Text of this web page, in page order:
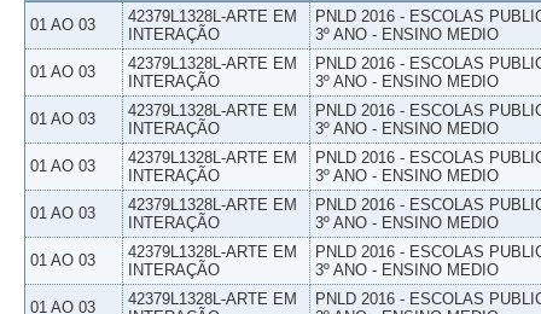
01 AO 03
42379L1328L-ARTE EM
INTERAÇÃO
PNLD 2016 - ESCOLAS
3º ANO - ENSINO MEDIO
01 AO 03
42379L1328L-ARTE EM
INTERAÇÃO
PNLD 2016 - ESCOLAS
3º ANO - ENSINO MEDIO
01 AO 03
42379L1328L-ARTE EM
INTERAÇÃO
PNLD 2016 - ESCOLAS
3º ANO - ENSINO MEDIO
01 AO 03
42379L1328L-ARTE EM
INTERAÇÃO
PNLD 2016 - ESCOLAS
3º ANO - ENSINO MEDIO
01 AO 03
42379L1328L-ARTE EM
INTERAÇÃO
PNLD 2016 - ESCOLAS
3º ANO - ENSINO MEDIO
01 AO 03
42379L1328L-ARTE EM
INTERAÇÃO
PNLD 2016 - ESCOLAS
3º ANO - ENSINO MEDIO
01 AO 03
42379L1328L-ARTE EM
PNLD 2016 - ESCOLAS